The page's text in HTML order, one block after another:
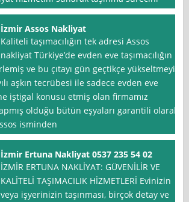
İzmir Assos Nakliyat
Kaliteli taşımacılığın tek adresi Assos
nakliyat Türkiye’de evden eve taşımacılığın
ve bu çıtayı gün geçtikçe yükseltmeyi
aşkın tecrübesi ile sadece evden eve
iştigal konusu etmiş olan firmamız
olduğu bütün eşyaları garantili olarak
isminden
İzmir Ertuna Nakliyat 0537 235 54 02
İZMİR ERTUNA NAKLİYAT: GÜVENİLİR VE
KALİTELİ TAŞIMACILIK HİZMETLERİ Evinizin
veya işyerinizin taşınması, birçok detay ve